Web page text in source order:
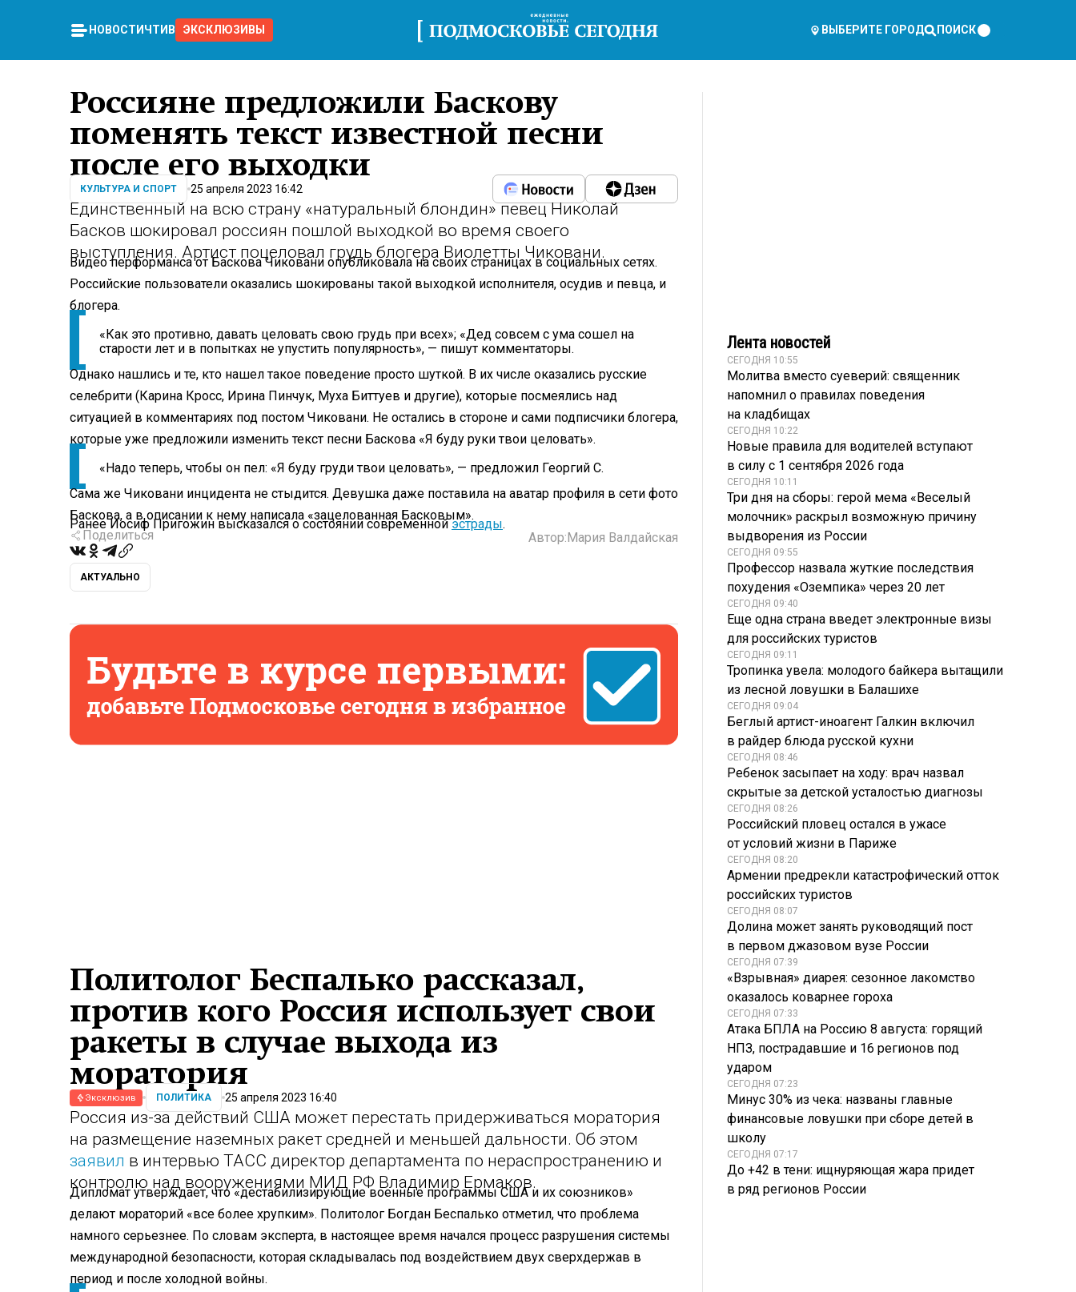
НОВОСТИ ЧТИВО ЭКСКЛЮЗИВЫ ВЫБЕРИТЕ ГОРОД ПОИСК
Россияне предложили Баскову
поменять текст известной песни
после его выходки
КУЛЬТУРА И СПОРТ 25 апреля 2023 16:42
Единственный на всю страну «натуральный блондин» певец Николай
Басков шокировал россиян пошлой выходкой во время своего
выступления. Артист поцеловал грудь блогера Виолетты Чиковани.
Видео перформанса от Баскова Чиковани опубликовала на своих страницах в социальных сетях.
Российские пользователи оказались шокированы такой выходкой исполнителя, осудив и певца, и
блогера.
«Как это противно, давать целовать свою грудь при всех»; «Дед совсем с ума сошел на
старости лет и в попытках не упустить популярность», — пишут комментаторы.
Однако нашлись и те, кто нашел такое поведение просто шуткой. В их числе оказались русские
селебрити (Карина Кросс, Ирина Пинчук, Муха Биттуев и другие), которые посмеялись над
ситуацией в комментариях под постом Чиковани. Не остались в стороне и сами подписчики блогера,
которые уже предложили изменить текст песни Баскова «Я буду руки твои целовать».
«Надо теперь, чтобы он пел: «Я буду груди твои целовать», — предложил Георгий С.
Сама же Чиковани инцидента не стыдится. Девушка даже поставила на аватар профиля в сети фото
Баскова, а в описании к нему написала «зацелованная Басковым».
Ранее Иосиф Пригожин высказался о состоянии современнойэстрады.
Поделиться Автор:Мария Валдайская
АКТУАЛЬНО
Политолог Беспалько рассказал,
против кого Россия использует свои
ракеты в случае выхода из
моратория
Эксклюзив ПОЛИТИКА 25 апреля 2023 16:40
Россия из-за действий США может перестать придерживаться моратория
на размещение наземных ракет средней и меньшей дальности. Об этом
заявил в интервью ТАСС директор департамента по нераспространению и
контролю над вооружениями МИД РФ Владимир Ермаков.
Дипломат утверждает, что «дестабилизирующие военные программы США и их союзников»
делают мораторий «все более хрупким». Политолог Богдан Беспалько отметил, что проблема
намного серьезнее. По словам эксперта, в настоящее время начался процесс разрушения системы
международной безопасности, которая складывалась под воздействием двух сверхдержав в
период и после холодной войны.
Лента новостей
СЕГОДНЯ 10:55
Молитва вместо суеверий: священник
напомнил о правилах поведения
на кладбищах
СЕГОДНЯ 10:22
Новые правила для водителей вступают
в силу с 1 сентября 2026 года
СЕГОДНЯ 10:11
Три дня на сборы: герой мема «Веселый
молочник» раскрыл возможную причину
выдворения из России
СЕГОДНЯ 09:55
Профессор назвала жуткие последствия
похудения «Оземпика» через 20 лет
СЕГОДНЯ 09:40
Еще одна страна введет электронные визы
для российских туристов
СЕГОДНЯ 09:11
Тропинка увела: молодого байкера вытащили
из лесной ловушки в Балашихе
СЕГОДНЯ 09:04
Беглый артист-иноагент Галкин включил
в райдер блюда русской кухни
СЕГОДНЯ 08:46
Ребенок засыпает на ходу: врач назвал
скрытые за детской усталостью диагнозы
СЕГОДНЯ 08:26
Российский пловец остался в ужасе
от условий жизни в Париже
СЕГОДНЯ 08:20
Армении предрекли катастрофический отток
российских туристов
СЕГОДНЯ 08:07
Долина может занять руководящий пост
в первом джазовом вузе России
СЕГОДНЯ 07:39
«Взрывная» диарея: сезонное лакомство
оказалось коварнее гороха
СЕГОДНЯ 07:33
Атака БПЛА на Россию 8 августа: горящий
НПЗ, пострадавшие и 16 регионов под
ударом
СЕГОДНЯ 07:23
Минус 30% из чека: названы главные
финансовые ловушки при сборе детей в
школу
СЕГОДНЯ 07:17
До +42 в тени: ищнуряющая жара придет
в ряд регионов России